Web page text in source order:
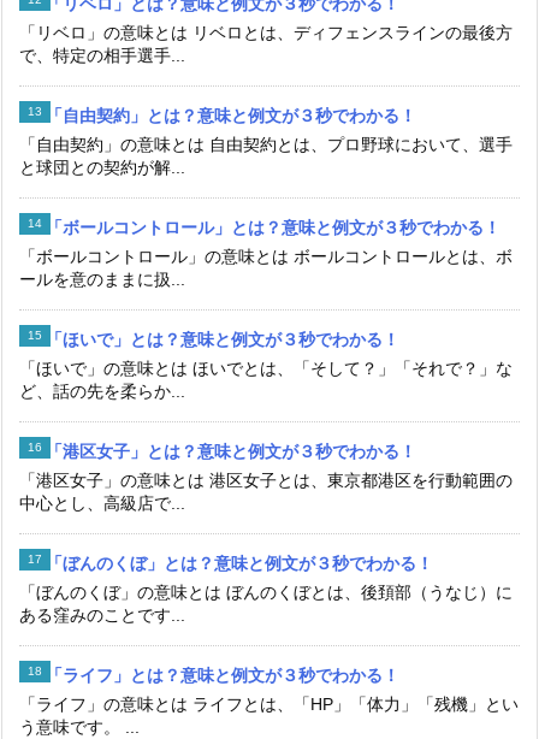
「リベロ」とは？意味と例文が３秒でわかる！
「リベロ」の意味とは リベロとは、ディフェンスラインの最後方
で、特定の相手選手...
「自由契約」とは？意味と例文が３秒でわかる！
「自由契約」の意味とは 自由契約とは、プロ野球において、選手
と球団との契約が解...
「ボールコントロール」とは？意味と例文が３秒でわかる！
「ボールコントロール」の意味とは ボールコントロールとは、ボ
ールを意のままに扱...
「ほいで」とは？意味と例文が３秒でわかる！
「ほいで」の意味とは ほいでとは、「そして？」「それで？」な
ど、話の先を柔らか...
「港区女子」とは？意味と例文が３秒でわかる！
「港区女子」の意味とは 港区女子とは、東京都港区を行動範囲の
中心とし、高級店で...
「ぼんのくぼ」とは？意味と例文が３秒でわかる！
「ぼんのくぼ」の意味とは ぼんのくぼとは、後頚部（うなじ）に
ある窪みのことです...
「ライフ」とは？意味と例文が３秒でわかる！
「ライフ」の意味とは ライフとは、「HP」「体力」「残機」とい
う意味です。 ...